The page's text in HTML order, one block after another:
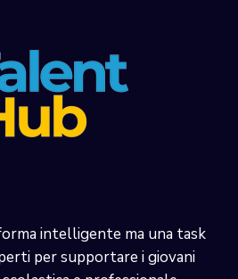
intelligente ma una task
per supportare i giovani